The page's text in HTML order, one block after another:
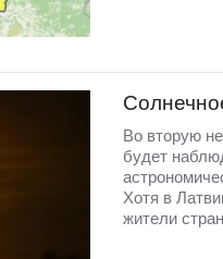
Во вторую
будет
Хотя в
жители